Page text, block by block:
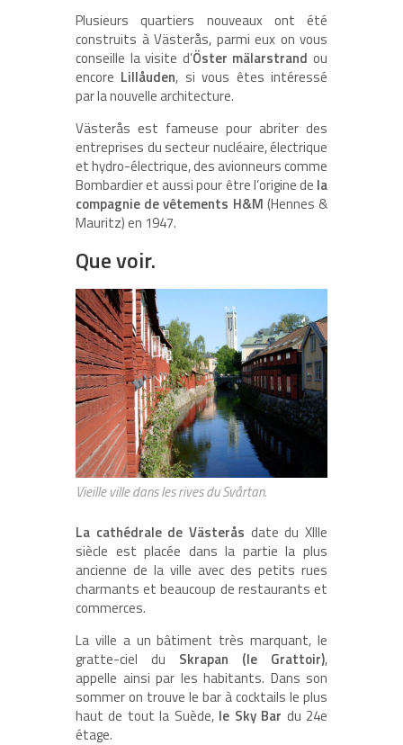
Plusieurs quartiers nouveaux ont été
construits à Västerås, parmi eux on vous
conseille la visite d’Öster mälarstrand ou
encore Lillåuden, si vous êtes intéressé
par la nouvelle architecture.
Västerås est fameuse pour abriter des
entreprises du secteur nucléaire, électrique
et hydro-électrique, des avionneurs comme
Bombardier et aussi pour être l’origine de la
compagnie de vêtements H&M (Hennes &
Mauritz) en 1947.
Que voir.
Vieille ville dans les rives du Svårtan.
La cathédrale de Västerås date du XIIIe
siècle est placée dans la partie la plus
ancienne de la ville avec des petits rues
charmants et beaucoup de restaurants et
commerces.
La ville a un bâtiment très marquant, le
gratte-ciel du Skrapan (le Grattoir),
appelle ainsi par les habitants. Dans son
sommer on trouve le bar à cocktails le plus
haut de tout la Suède,le Sky Bar du 24e
étage.